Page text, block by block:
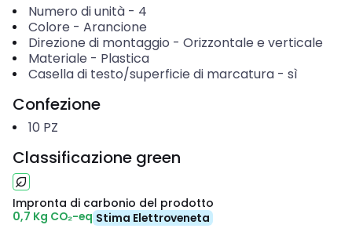
Numero di unità- 4
Colore - Arancione
Direzione di montaggio - Orizzontale e verticale
Materiale - Plastica
Casella di testo/superficie di marcatura- sì
Confezione
10 PZ
Classificazione green
Impronta di carbonio del prodotto
0,7 Kg CO₂-eq Stima Elettroveneta